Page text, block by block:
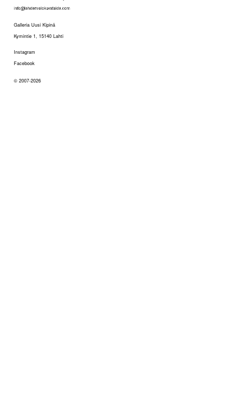
Galleria Uusi Kipinä
Kymintie 1, 15140 Lahti
Instagram
Facebook
© 2007-2026